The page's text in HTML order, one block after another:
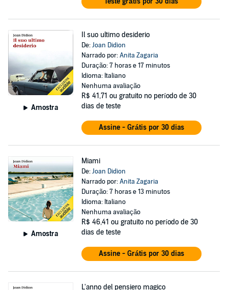
Amostra
Il suo ultimo desiderio
De:Joan Didion
Narrado por:Anita Zagaria
Duração: 7 horas e 17 minutos
Idioma: Italiano
Nenhuma avaliação
R$ 41,71 ou gratuito no período de 30
dias de teste
Assine - Grátis por 30 dias
Amostra
Miami
De:Joan Didion
Narrado por:Anita Zagaria
Duração: 7 horas e 13 minutos
Idioma: Italiano
Nenhuma avaliação
R$ 46,41 ou gratuito no período de 30
dias de teste
Assine - Grátis por 30 dias
L'anno del pensiero magico